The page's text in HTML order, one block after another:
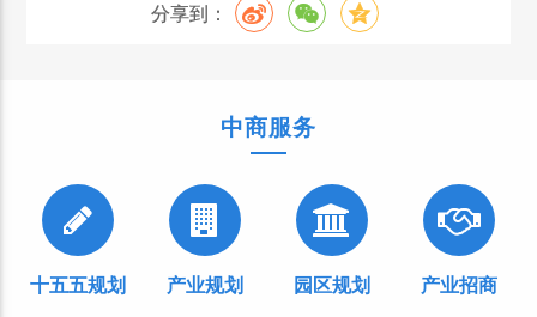
分享到：
中商服务
十五五规划 产业规划 园区规划 产业招商